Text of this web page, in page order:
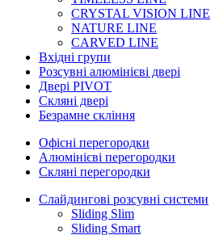
CRYSTAL VISION LINE
NATURE LINE
CARVED LINE
Вхідні групи
Розсувні алюмінієві двері
Двері PIVOT
Скляні двері
Безрамне скління
Офісні перегородки
Алюмінієві перегородки
Скляні перегородки
Слайдингові розсувні системи
Sliding Slim
Sliding Smart